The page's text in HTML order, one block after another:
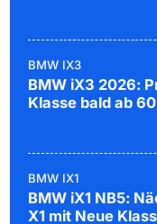
BMW IX3
BMW iX3 2026:
Klasse bald ab
BMW IX1
BMW iX1 NB5:
X1 mit Neue